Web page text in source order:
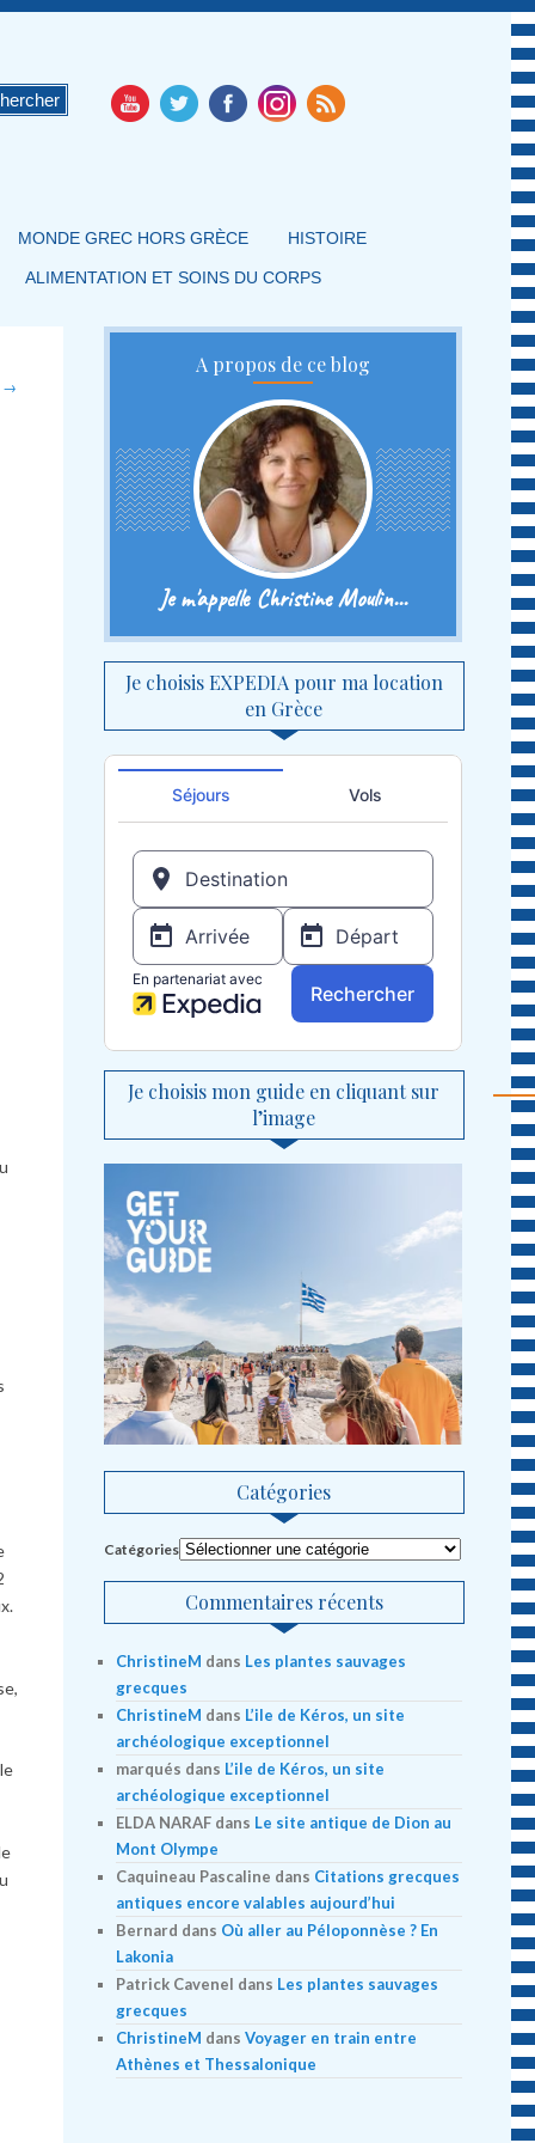
MONDE GREC HORS GRÈCE HISTOIRE
ALIMENTATION ET SOINS DU CORPS
→
A propos de ce blog
Je m'appelle Christine Moulin...
Je choisis EXPEDIA pour ma location
en Grèce
Je choisis mon guide en cliquant sur
l’image
Catégories
Catégories
Commentaires récents
ChristineM dans Les plantes sauvages
grecques
ChristineM dans L’ile de Kéros, un site
archéologique exceptionnel
marqués dans L’ile de Kéros, un site
archéologique exceptionnel
ELDA NARAFdans Le site antique de Dion au
Mont Olympe
Caquineau Pascaline dans Citations grecques
antiques encore valables aujourd’hui
Bernard dans Où aller au Péloponnèse ? En
Lakonia
Patrick Cavenel dans Les plantes sauvages
grecques
ChristineM dans Voyager en train entre
Athènes et Thessalonique